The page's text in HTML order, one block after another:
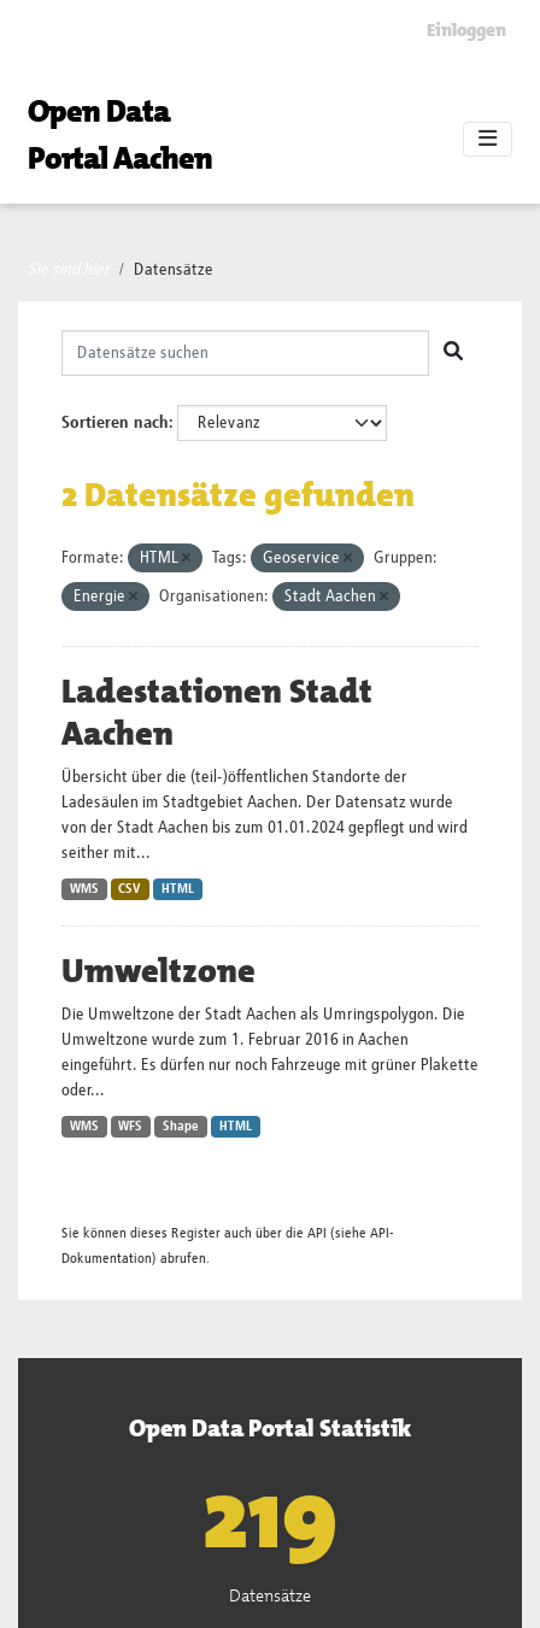
Einloggen
Open Data
Portal Aachen
Datensätze
Sortieren nach
2 Datensätze gefunden
Formate: HTML Tags: Geoservice Gruppen:
Energie Organisationen: Stadt Aachen
Ladestationen Stadt
Aachen
Übersicht über die (teil-)öffentlichen Standorte der
Ladesäulen im Stadtgebiet Aachen. Der Datensatz wurde
von der Stadt Aachen bis zum 01.01.2024 gepflegt und wird
seither mit...
WMS CSV HTML
Umweltzone
Die Umweltzone der Stadt Aachen als Umringspolygon. Die
Umweltzone wurde zum 1. Februar 2016 in Aachen
eingeführt. Es dürfen nur noch Fahrzeuge mit grüner Plakette
oder...
WMS WFS Shape HTML
Sie können dieses Register auch über die API (siehe API-
Dokumentation) abrufen.
Open Data Portal Statistik
221
Datensätze